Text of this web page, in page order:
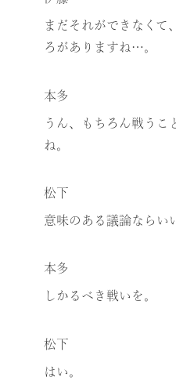
まだそれができなくて
ろがありますね…。
本多
うん、もちろん戦うこ
ね。
松下
意味のある議論ならい
本多
しかるべき戦いを。
松下
はい。